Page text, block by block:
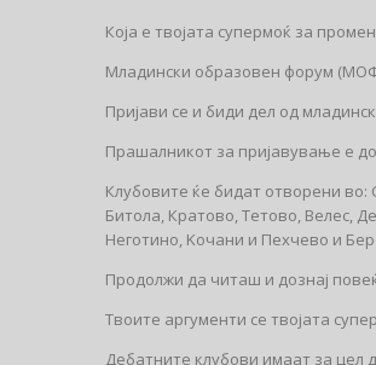
Која е твојата супермоќ за
Младински образовен форум
Пријави се и биди дел од
Прашалникот за пријавувaње е
Клубовите ќе бидат отворени во:
Битола, Кратово, Тетово, Велес,
Неготино, Koчани и Пехчево и
Продолжи да читаш и дознај
Твоите аргументи се твојата
Дебатните клубови имаат за цел